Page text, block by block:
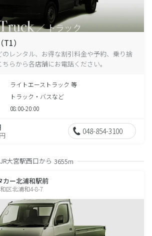
）
のレンタル、お得な割引料金や予約、乗り捨
らから各店舗にお電話ください。
ライトエーストラック 等
トラック・バスなど
08:00-20:00
048-854-3100
大宮駅西口から 3655m
カー北浦和駅前
区北浦和4-8-7